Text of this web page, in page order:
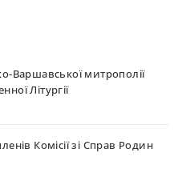
Варшавської митрополії
Літургії
Комісії зі Справ Родин